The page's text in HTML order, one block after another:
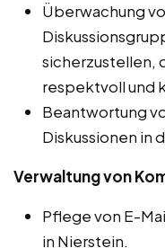
Überwachung
sicherzustellen,
respektvoll und
Beantwortung
Diskussionen in
Verwaltung von
Pflege von E-
in Nierstein.